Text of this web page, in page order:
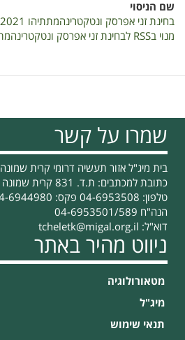
שם הניסוי
בחינת זני אפרסק ונטקטרינהמתתיהו 2021
מנוי בRSS לבחינת זני אפרסק ונטקטרינהמתתיהו 2021
שמרו על קשר
בית מיג"ל אזור תעשיה דרומי קרית שמונה
כתובת למכתבים: ת.ד. 831 קרית שמונה 11016
טלפון: 04-6953508 פקס: 04-6944980
הנה"ח 04-6953501/589
דוא"ל: tcheletk@migal.org.il
ניווט מהיר באתר
מטאורולוגיה
מיג"ל
תנאי שימוש